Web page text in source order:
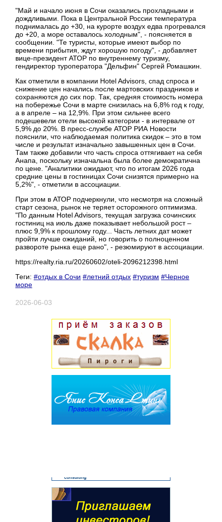
"Май и начало июня в Сочи оказались прохладными и
дождливыми. Пока в Центральной России температура
поднималась до +30, на курорте воздух едва прогревался
до +20, а море оставалось холодным", - поясняется в
сообщении. "Те туристы, которые имеют выбор по
времени прибытия, ждут хорошую погоду", - добавляет
вице-президент АТОР по внутреннему туризму,
гендиректор туроператора "Дельфин" Сергей Ромашкин.
Как отметили в компании Hotel Advisors, спад спроса и
снижение цен начались после мартовских праздников и
сохраняются до сих пор. Так, средняя стоимость номера
на побережье Сочи в марте снизилась на 6,8% год к году,
а в апреле – на 12,9%. При этом сильнее всего
подешевели отели высокой категории - в интервале от
5,9% до 20%. В пресс-службе АТОР РИА Новости
пояснили, что наблюдаемая политика скидок – это в том
числе и результат изначально завышенных цен в Сочи.
Там также добавили что часть спроса оттягивает на себя
Анапа, поскольку изначальна была более демократична
по цене. "Аналитики ожидают, что по итогам 2026 года
средние цены в гостиницах Сочи снизятся примерно на
5,2%", - отметили в ассоциации.
При этом в АТОР подчеркнули, что несмотря на сложный
старт сезона, рынок не теряет осторожного оптимизма.
"По данным Hotel Advisors, текущая загрузка сочинских
гостиниц на июль даже показывает небольшой рост –
плюс 9,9% к прошлому году... Часть летних дат может
пройти лучше ожиданий, но говорить о полноценном
развороте рынка еще рано", - резюмируют в ассоциации.
https://realty.ria.ru/20260602/oteli-2096212398.html
Теги: #отдых в Сочи #летний отдых #туризм #Черное
море
2026-06-03